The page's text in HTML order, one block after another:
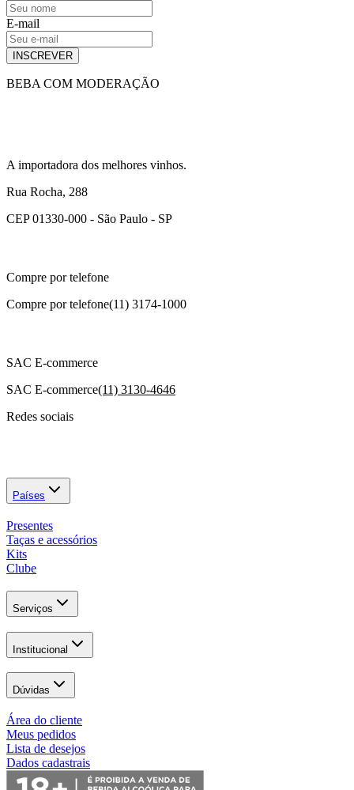
E-mail
INSCREVER
BEBA COM MODERAÇÃO
A importadora dos melhores vinhos.
Rua Rocha, 288
CEP 01330-000 - São Paulo - SP
Compre por telefone
Compre por telefone(11) 3174-1000
SAC E-commerce
SAC E-commerce(11) 3130-4646
Redes sociais
Países
Presentes
Taças e acessórios
Kits
Clube
Serviços
Institucional
Dúvidas
Área do cliente
Meus pedidos
Lista de desejos
Dados cadastrais